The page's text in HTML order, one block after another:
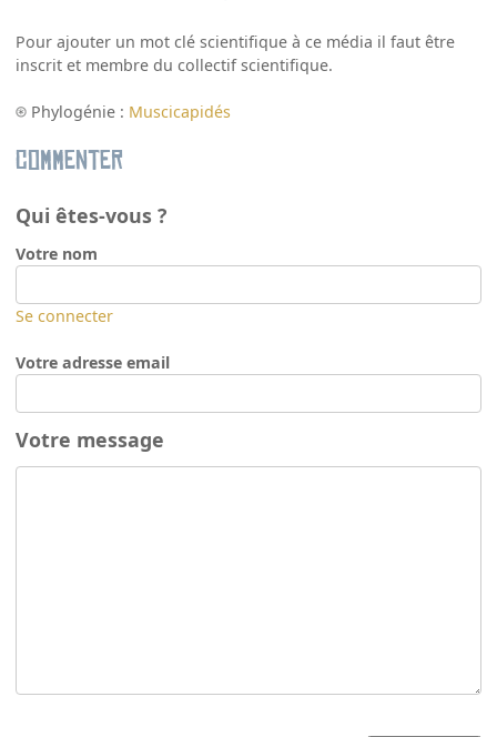
Pour ajouter un mot clé scientifique à ce média il faut être
inscrit et membre du collectif scientifique.
Phylogénie : Muscicapidés
Commenter
Qui êtes-vous ?
Votre nom
Se connecter
Votre adresse email
Votre message